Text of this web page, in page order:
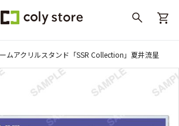
ムアクリルスタンド「SSR Collection」夏井流星